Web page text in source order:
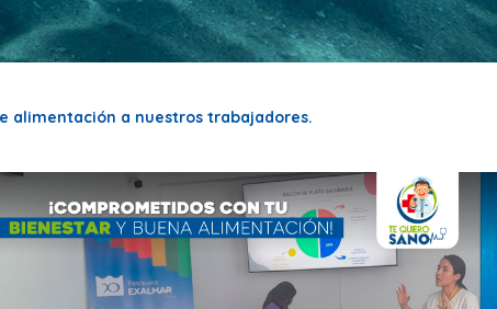
alimentación a nuestros trabajadores.